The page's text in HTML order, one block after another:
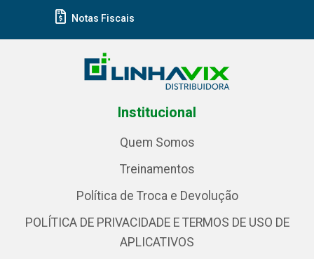
Notas Fiscais
Institucional
Quem Somos
Treinamentos
Política de Troca e Devolução
POLÍTICA DE PRIVACIDADE E TERMOS DE USO DE
APLICATIVOS